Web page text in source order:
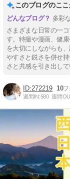
このブログのこ
多彩
さまざまな日常の一
す。特撮や漫画、健
を大切にしながらも
やすさと鋭さを併せ
さと共感を引き出して
272219 10
週間IN:580 週間